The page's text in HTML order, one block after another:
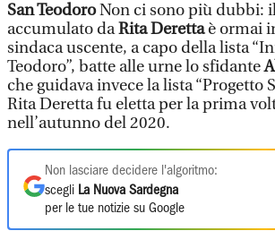
San TeodoroNon ci sono più dubbi:
accumulato daRita Derettaè ormai
sindaca uscente, a capo della lista
Teodoro”, batte alle urne lo sfidante
che guidava invece la lista “Progetto
Rita Deretta fu eletta per la prima
nell’autunno del 2020.
Non lasciare decidere l'algoritmo:
scegli La Nuova Sardegna
per le tue notizie su Google